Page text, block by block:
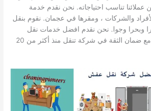
تناسب احتياجاته. نحن نقدم خدمة
والشركات ، ومقرها في عجمان. نقوم بنقل
وبحرا وجوا. نحن نقدم افضل خدمات نقل
العفش بسرعة وأمان مع ضمان الثقة في شركة تنقل منذ أكثر من 20